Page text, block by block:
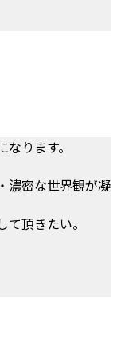
ります。
濃密な世界観が凝
頂きたい。